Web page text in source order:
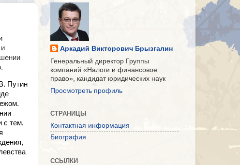
Путин
с тем,
Аркадий Викторович Брызгалин
Генеральный директор Группы
компаний «Налоги и финансовое
право», кандидат юридических наук
Просмотреть профиль
СТРАНИЦЫ
Контактная информация
Биография
ССЫЛКИ